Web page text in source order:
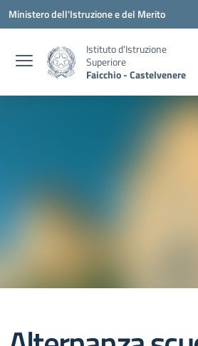
Vai ai contenuti
Vai al menu di navigazione
Vai al footer
Ministero dell'Istruzione e del Merito
Istituto d'Istruzione
Superiore
Faicchio - Castelvenere